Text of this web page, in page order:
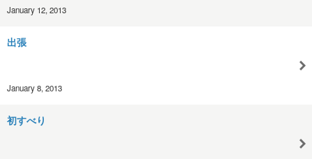
January 12, 2013
出張
January 8, 2013
初すべり